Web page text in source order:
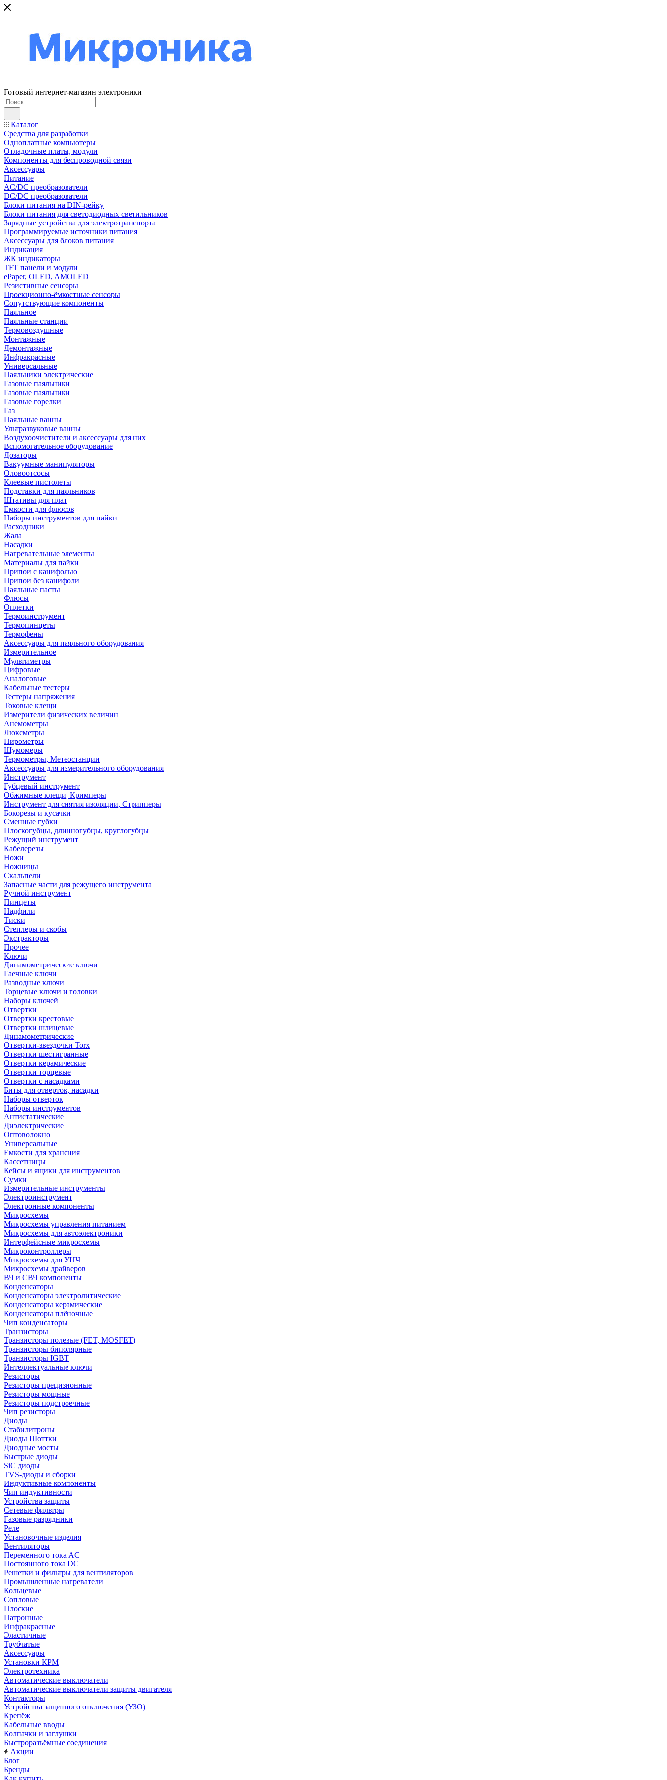
Готовый интернет-магазин электроники
Каталог
Средства для разработки
Одноплатные компьютеры
Отладочные платы, модули
Компоненты для беспроводной связи
Аксессуары
Питание
AC/DC преобразователи
DC/DC преобразователи
Блоки питания на DIN-рейку
Блоки питания для светодиодных светильников
Зарядные устройства для электротранспорта
Программируемые источники питания
Аксессуары для блоков питания
Индикация
ЖК индикаторы
TFT панели и модули
ePaper, OLED, AMOLED
Резистивные сенсоры
Проекционно-ёмкостные сенсоры
Сопутствующие компоненты
Паяльное
Паяльные станции
Термовоздушные
Монтажные
Демонтажные
Инфракрасные
Универсальные
Паяльники электрические
Газовые паяльники
Газовые паяльники
Газовые горелки
Газ
Паяльные ванны
Ультразвуковые ванны
Воздухоочистители и аксессуары для них
Вспомогательное оборудование
Дозаторы
Вакуумные манипуляторы
Оловоотсосы
Клеевые пистолеты
Подставки для паяльников
Штативы для плат
Емкости для флюсов
Наборы инструментов для пайки
Расходники
Жала
Насадки
Нагревательные элементы
Материалы для пайки
Припои с канифолью
Припои без канифоли
Паяльные пасты
Флюсы
Оплетки
Термоинструмент
Термопинцеты
Термофены
Аксессуары для паяльного оборудования
Измерительное
Мультиметры
Цифровые
Аналоговые
Кабельные тестеры
Тестеры напряжения
Токовые клещи
Измерители физических величин
Анемометры
Люксметры
Пирометры
Шумомеры
Термометры, Метеостанции
Аксессуары для измерительного оборудования
Инструмент
Губцевый инструмент
Обжимные клещи, Кримперы
Инструмент для снятия изоляции, Стрипперы
Бокорезы и кусачки
Сменные губки
Плоскогубцы, длинногубцы, круглогубцы
Режущий инструмент
Кабелерезы
Ножи
Ножницы
Скальпели
Запасные части для режущего инструмента
Ручной инструмент
Пинцеты
Надфили
Тиски
Степлеры и скобы
Экстракторы
Прочее
Ключи
Динамометрические ключи
Гаечные ключи
Разводные ключи
Торцевые ключи и головки
Наборы ключей
Отвертки
Отвертки крестовые
Отвертки шлицевые
Динамометрические
Отвертки-звездочки Torx
Отвертки шестигранные
Отвертки керамические
Отвертки торцевые
Отвертки с насадками
Биты для отверток, насадки
Наборы отверток
Наборы инструментов
Антистатические
Диэлектрические
Оптоволокно
Универсальные
Емкости для хранения
Кассетницы
Кейсы и ящики для инструментов
Сумки
Измерительные инструменты
Электроинструмент
Электронные компоненты
Микросхемы
Микросхемы управления питанием
Микросхемы для автоэлектроники
Интерфейсные микросхемы
Микроконтроллеры
Микросхемы для УНЧ
Микросхемы драйверов
ВЧ и СВЧ компоненты
Конденсаторы
Конденсаторы электролитические
Конденсаторы керамические
Конденсаторы плёночные
Чип конденсаторы
Транзисторы
Транзисторы полевые (FET, MOSFET)
Транзисторы биполярные
Транзисторы IGBT
Интеллектуальные ключи
Резисторы
Резисторы прецизионные
Резисторы мощные
Резисторы подстроечные
Чип резисторы
Диоды
Стабилитроны
Диоды Шоттки
Диодные мосты
Быстрые диоды
SiC диоды
TVS-диоды и сборки
Индуктивные компоненты
Чип индуктивности
Устройства защиты
Сетевые фильтры
Газовые разрядники
Реле
Установочные изделия
Вентиляторы
Переменного тока AC
Постоянного тока DC
Решетки и фильтры для вентиляторов
Промышленные нагреватели
Кольцевые
Сопловые
Плоские
Патронные
Инфракрасные
Эластичные
Трубчатые
Аксессуары
Установки КРМ
Электротехника
Автоматические выключатели
Автоматические выключатели защиты двигателя
Контакторы
Устройства защитного отключения (УЗО)
Крепёж
Кабельные вводы
Колпачки и заглушки
Быстроразъёмные соединения
Акции
Блог
Бренды
Как купить